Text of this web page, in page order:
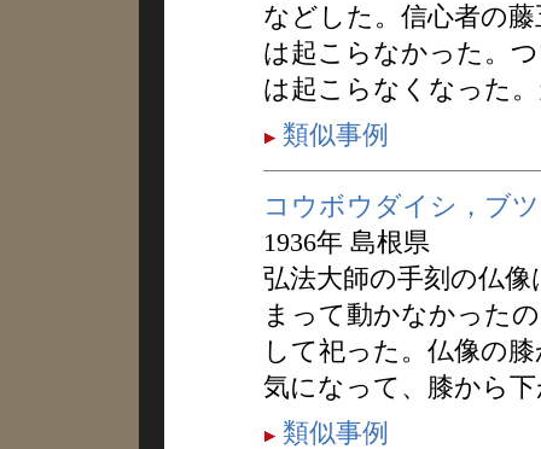
などした。信心者の
は起こらなかった。
は起こらなくなった
類似事例
コウボウダイシ，ブ
1936年 島根県
弘法大師の手刻の仏
まって動かなかった
して祀った。仏像の
気になって、膝から
類似事例